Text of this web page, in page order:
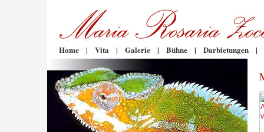
Home | Vita | Galerie | Bühne | Darbietungen |